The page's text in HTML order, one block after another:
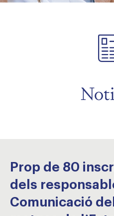
Prop de 80
dels
Comunicació